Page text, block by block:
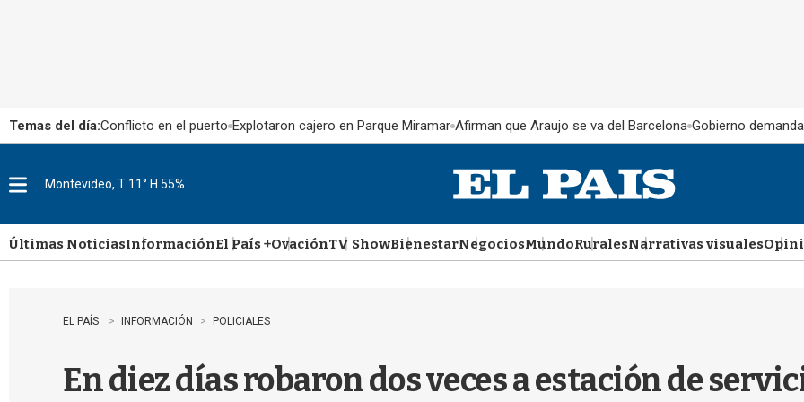
Temas del día:Conflicto en el puerto Explotaron cajero en Parque Miramar Afirman que Araujo se va del Barcelona Gobierno
u
Montevideo, T 11° H 55%
Últimas NoticiasInformaciónEl País +OvaciónTV ShowBienestarNegociosMundoRuralesNarrativas visuales
EL PAÍS INFORMACIÓN POLICIALES
En diez días robaron dos veces a estación de